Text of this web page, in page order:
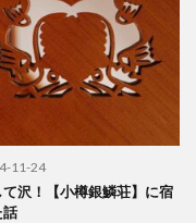
11-24
沢！【小樽銀鱗荘】に宿
話